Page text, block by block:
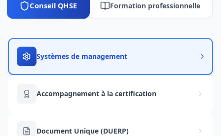
Conseil QHSE Formation professionnelle
Systèmes de management
Accompagnement à la certification
Document Unique (DUERP)